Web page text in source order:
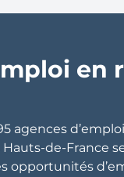
en
agences
de-France
opportunités